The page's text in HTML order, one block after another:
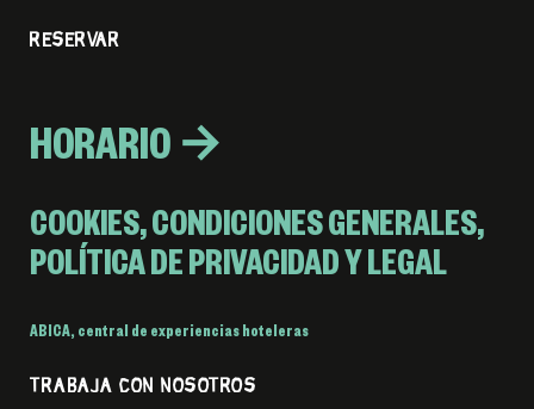
RESERVAR
HORARIO →
COOKIES, CONDICIONES GENERALES,
POLÍTICA DE PRIVACIDAD Y LEGAL
ABICA, central de experiencias hoteleras
TRABAJA CON NOSOTROS